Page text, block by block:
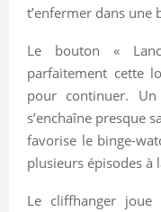
t’enfermer dans une
Le bouton «
parfaitement cette
pour continuer.
s’enchaîne presque
favorise le binge-
plusieurs épisodes à
Le cliffhanger